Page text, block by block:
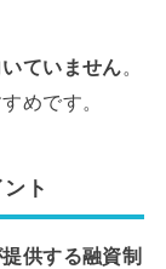
ていません。
めです。
ト
供する融資制